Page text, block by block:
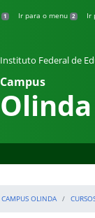
1 Ir para o menu 2 Ir
Instituto Federal de
Campus
Olinda
CAMPUS OLINDA